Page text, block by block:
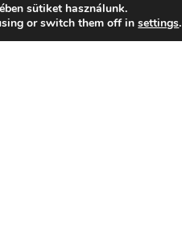
sütiket használunk.
or switch them off insettings.